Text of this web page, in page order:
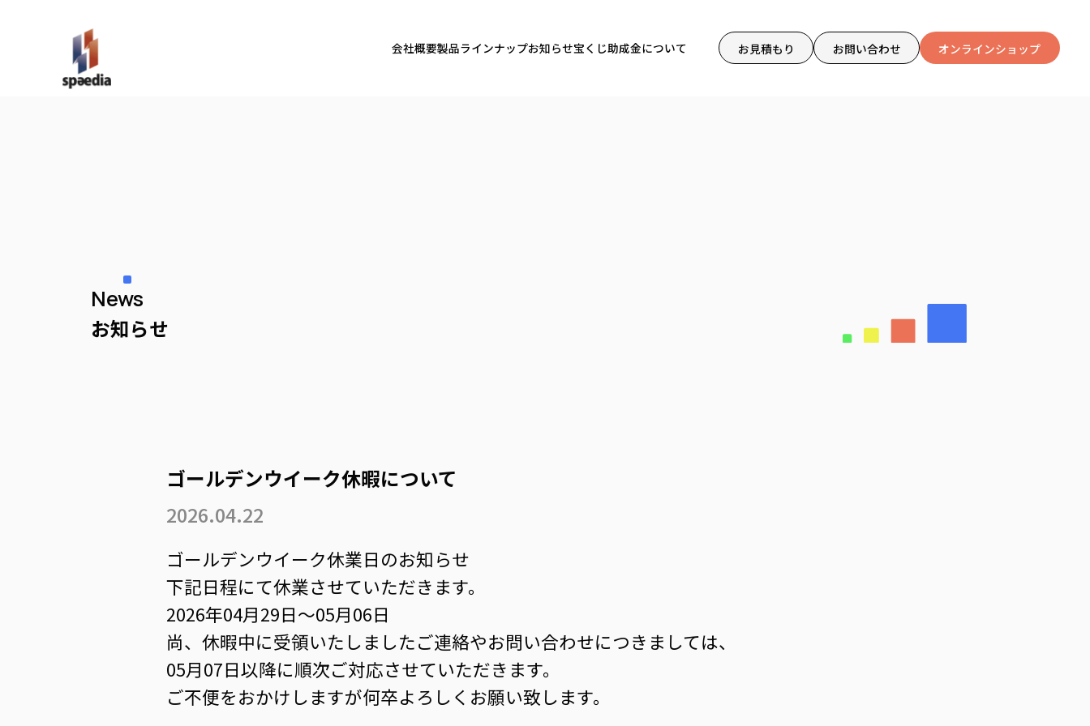
会社概要製品ラインナップお知らせ宝くじ助成金について お見積もり お問い合わせ オンラインショップ
News
お知らせ
ゴールデンウイーク休暇について
2026.04.22
ゴールデンウイーク休業日のお知らせ
下記日程にて休業させていただきます。
2026年04月29日～05月06日
尚、休暇中に受領いたしましたご連絡やお問い合わせにつきましては、
05月07日以降に順次ご対応させていただきます。
ご不便をおかけしますが何卒よろしくお願い致します。